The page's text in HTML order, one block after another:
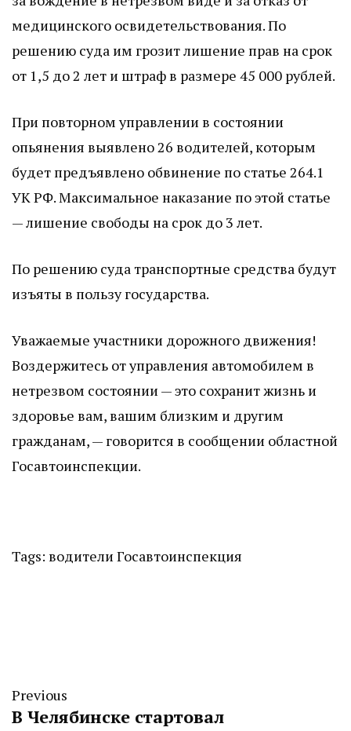
медицинского освидетельствования. По
решению суда им грозит лишение прав на срок
от 1,5 до 2 лет и штраф в размере 45 000 рублей.
При повторном управлении в состоянии
опьянения выявлено 26 водителей, которым
будет предъявлено обвинение по статье 264.1
УК РФ. Максимальное наказание по этой статье
— лишение свободы на срок до 3 лет.
По решению суда транспортные средства будут
изъяты в пользу государства.
Уважаемые участники дорожного движения!
Воздержитесь от управления автомобилем в
нетрезвом состоянии — это сохранит жизнь и
здоровье вам, вашим близким и другим
гражданам, — говорится в сообщении областной
Госавтоинспекции.
Tags: водители Госавтоинспекция
Previous
В Челябинске стартовал